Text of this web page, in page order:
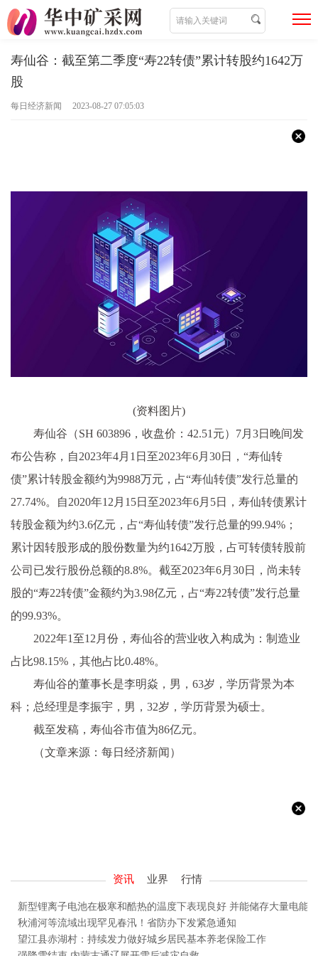
寿仙谷：截至第二季度“寿22转债”累计转股约1642万
股
每日经济新闻 2023-08-27 07:05:03
(资料图片)
寿仙谷（SH 603896，收盘价：42.51元）7月3日晚间发
布公告称，自2023年4月1日至2023年6月30日，“寿仙转
债”累计转股金额约为9988万元，占“寿仙转债”发行总量的
27.74%。自2020年12月15日至2023年6月5日，寿仙转债累计
转股金额为约3.6亿元，占“寿仙转债”发行总量的99.94%；
累计因转股形成的股份数量为约1642万股，占可转债转股前
公司已发行股份总额的8.8%。截至2023年6月30日，尚未转
股的“寿22转债”金额约为3.98亿元，占“寿22转债”发行总量
的99.93%。
2022年1至12月份，寿仙谷的营业收入构成为：制造业
占比98.15%，其他占比0.48%。
寿仙谷的董事长是李明焱，男，63岁，学历背景为本
科；总经理是李振宇，男，32岁，学历背景为硕士。
截至发稿，寿仙谷市值为86亿元。
（文章来源：每日经济新闻）
资讯 业界 行情
新型锂离子电池在极寒和酷热的温度下表现良好 并能储存大量电能
秋浦河等流域出现罕见春汛！省防办下发紧急通知
望江县赤湖村：持续发力做好城乡居民基本养老保险工作